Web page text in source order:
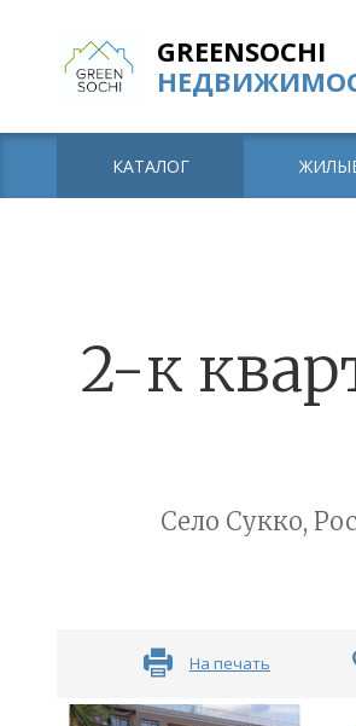
GREENSOCHI
КАТАЛОГ
2-к
Село Сукко,
На печать